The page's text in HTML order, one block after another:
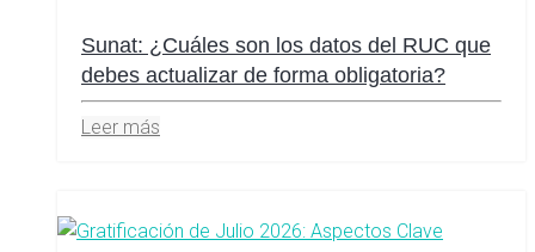
Sunat: ¿Cuáles son los datos del RUC que
debes actualizar de forma obligatoria?
Leer más